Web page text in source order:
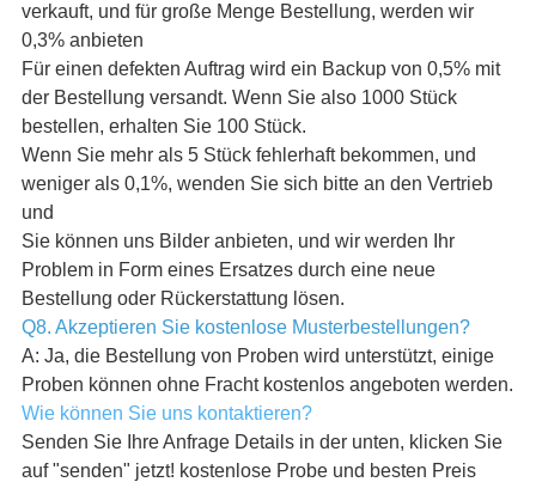
verkauft, und für große Menge Bestellung, werden wir
0,3% anbieten
Für einen defekten Auftrag wird ein Backup von 0,5% mit
der Bestellung versandt. Wenn Sie also 1000 Stück
bestellen, erhalten Sie 100 Stück.
Wenn Sie mehr als 5 Stück fehlerhaft bekommen, und
weniger als 0,1%, wenden Sie sich bitte an den Vertrieb
und
Sie können uns Bilder anbieten, und wir werden Ihr
Problem in Form eines Ersatzes durch eine neue
Bestellung oder Rückerstattung lösen.
Q8. Akzeptieren Sie kostenlose Musterbestellungen?
A: Ja, die Bestellung von Proben wird unterstützt, einige
Proben können ohne Fracht kostenlos angeboten werden.
Wie können Sie uns kontaktieren?
Senden Sie Ihre Anfrage Details in der unten, klicken Sie
auf "senden" jetzt! kostenlose Probe und besten Preis